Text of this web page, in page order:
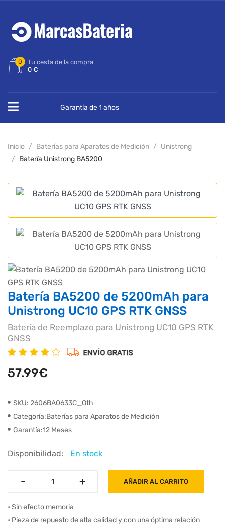
0
Tu cesta de la compra
0 €
Garantía de 1 años
Inicio Baterías para Aparatos de Medición
Unistrong
Batería Unistrong BA5200
Batería BA5200 de 5200mAh para
Unistrong UC10 GPS RTK GNSS
Batería de Reemplazo para Unistrong UC10 GPS RTK
GNSS
57.99€
SKU: 2606BA0633C_Oth
Categoría:Baterías para Aparatos de Medición
Garantía:12 Meses
Disponibilidad: En stock
- +
- + AÑADIR AL CARRITO
• Sin efecto memoria
• Pieza de repuesto de alta calidad y con una óptima relación